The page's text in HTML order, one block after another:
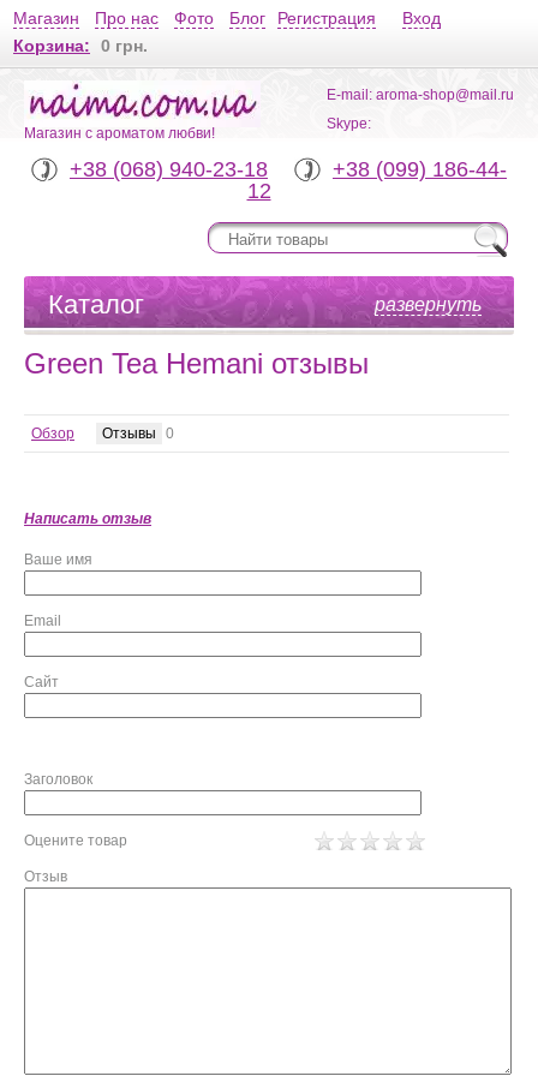
Магазин Про нас Фото Блог Регистрация
Вход
Корзина:
0 грн.
Магазин с ароматом любви!
+38 (068) 940-23-18
+38 (099) 186-44-
12
E-mail: aroma-shop@mail.ru
Skype:
развернуть
Каталог
Green Tea Hemani отзывы
Обзор Отзывы 0
Написать отзыв
Ваше имя
Email
Сайт
Заголовок
Оцените товар
Отзыв